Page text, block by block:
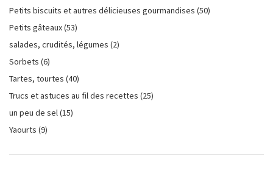
Petits biscuits et autres délicieuses gourmandises (50)
Petits gâteaux(53)
salades, crudités, légumes (2)
Sorbets (6)
Tartes, tourtes (40)
Trucs et astuces au fil des recettes (25)
un peu de sel(15)
Yaourts (9)